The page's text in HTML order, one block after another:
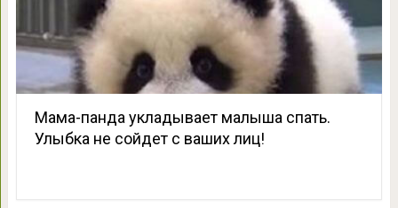
Мама-панда укладывает малыша спать.
Улыбка не сойдет с ваших лиц!